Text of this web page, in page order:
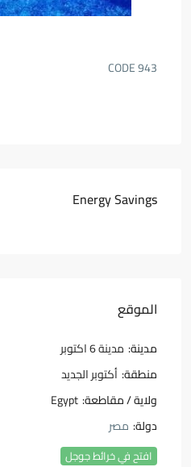
CODE943
Energy Savings
الموقع
مدينة: مدينة 6 اكتوبر
منطقة: أكتوبر الجديد
ولاية / مقاطعة: Egypt
دولة: مصر
افتح في خرائط جوجل